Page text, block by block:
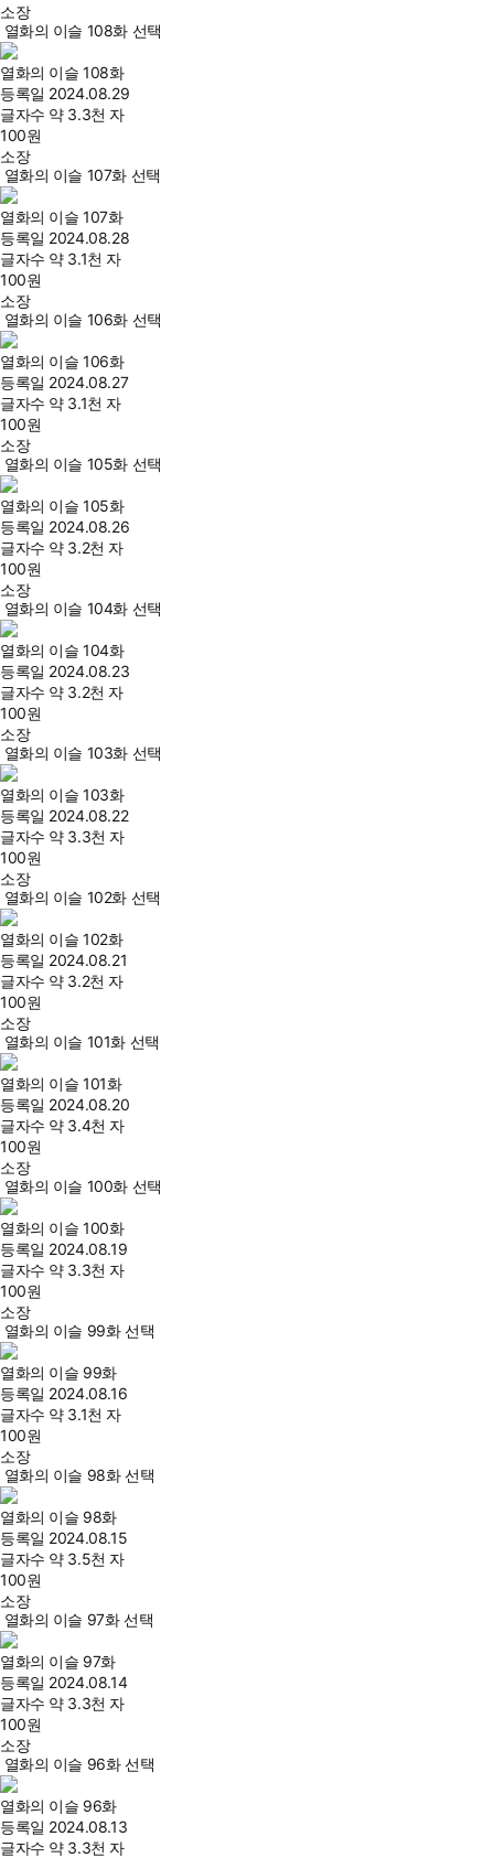
소장
열화의 이슬 108화 선택
열화의 이슬 108화
등록일 2024.08.29
글자수 약 3.3천 자
100원
소장
열화의 이슬 107화 선택
열화의 이슬 107화
등록일 2024.08.28
글자수 약 3.1천 자
100원
소장
열화의 이슬 106화 선택
열화의 이슬 106화
등록일 2024.08.27
글자수 약 3.1천 자
100원
소장
열화의 이슬 105화 선택
열화의 이슬 105화
등록일 2024.08.26
글자수 약 3.2천 자
100원
소장
열화의 이슬 104화 선택
열화의 이슬 104화
등록일 2024.08.23
글자수 약 3.2천 자
100원
소장
열화의 이슬 103화 선택
열화의 이슬 103화
등록일 2024.08.22
글자수 약 3.3천 자
100원
소장
열화의 이슬 102화 선택
열화의 이슬 102화
등록일 2024.08.21
글자수 약 3.2천 자
100원
소장
열화의 이슬 101화 선택
열화의 이슬 101화
등록일 2024.08.20
글자수 약 3.4천 자
100원
소장
열화의 이슬 100화 선택
열화의 이슬 100화
등록일 2024.08.19
글자수 약 3.3천 자
100원
소장
열화의 이슬 99화 선택
열화의 이슬 99화
등록일 2024.08.16
글자수 약 3.1천 자
100원
소장
열화의 이슬 98화 선택
열화의 이슬 98화
등록일 2024.08.15
글자수 약 3.5천 자
100원
소장
열화의 이슬 97화 선택
열화의 이슬 97화
등록일 2024.08.14
글자수 약 3.3천 자
100원
소장
열화의 이슬 96화 선택
열화의 이슬 96화
등록일 2024.08.13
글자수 약 3.3천 자